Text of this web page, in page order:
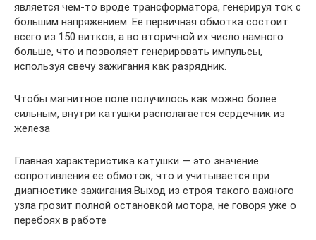
является чем-то вроде трансформатора, генерируя ток с
большим напряжением. Ее первичная обмотка состоит
всего из 150 витков, а во вторичной их число намного
больше, что и позволяет генерировать импульсы,
используя свечу зажигания как разрядник.
Чтобы магнитное поле получилось как можно более
сильным, внутри катушки располагается сердечник из
железа
Главная характеристика катушки — это значение
сопротивления ее обмоток, что и учитывается при
диагностике зажигания.Выход из строя такого важного
узла грозит полной остановкой мотора, не говоря уже о
перебоях в работе